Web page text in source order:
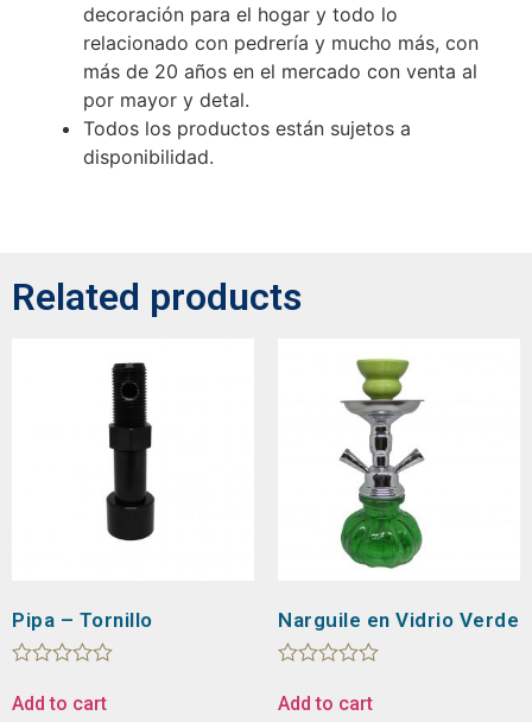
decoración para el hogar y todo lo
relacionado con pedrería y mucho más, con
más de 20 años en el mercado con venta al
por mayor y detal.
Todos los productos están sujetos a
disponibilidad.
Related products
Pipa – Tornillo
0
Add to cart
Narguile en Vidrio Verde
0
Add to cart